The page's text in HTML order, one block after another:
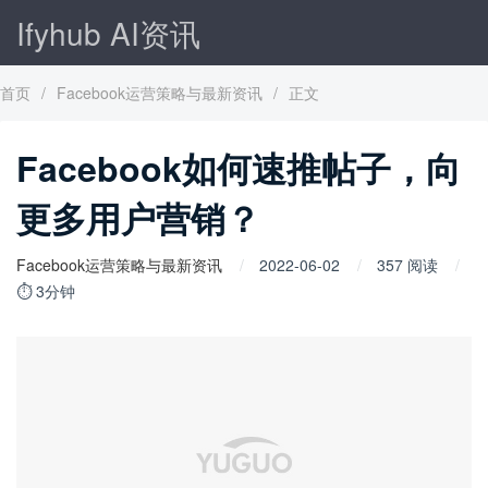
Ifyhub AI资讯
首页 / Facebook运营策略与最新资讯 / 正文
Facebook如何速推帖子，向
更多用户营销？
Facebook运营策略与最新资讯 2022-06-02
357 阅读
⏱ 3分钟